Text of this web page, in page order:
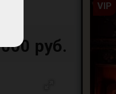
руб.
VIP